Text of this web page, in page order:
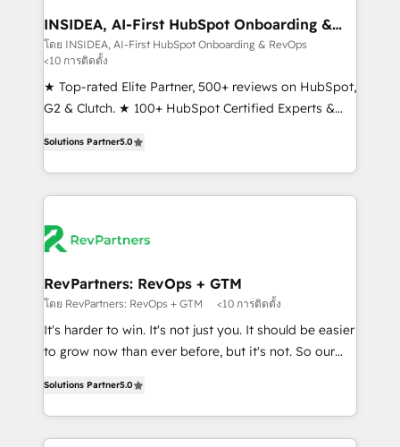
marketing campaigns, & RevOps frameworks that
fuel long-term success We connect the entire
customer lifecycle through seamless integrations,
ensure long-term adoption with change-
management programs, and align marketing, sales,
HubSpot accreditations and experience across
hundreds of organizations in dozens of industries,
there’s a good chance one of our globally integrated
explore whether S2 is the partner you’ve been
looking for...and get your next big initiative moving!
INSIDEA, AI-First HubSpot Onboarding &
RevOps
โดย INSIDEA, AI-First HubSpot Onboarding & RevOps
<10 การติดตั้ง
★ Top-rated Elite Partner, 500+ reviews on HubSpot,
G2 & Clutch. ★ 100+ HubSpot Certified Experts &
across five continents ★ AI-First, RevOps-led,
Onboarding obsessed ★ Company of the Year
2024/25 INSIDEA helps growing companies turn
team, migrate your data, and build AI-powered
your time zone. What we do ➤ Onboarding: Live in
weeks, with workflows built around your business,
not a template. ➤ Migration: Move from any legacy
CRM. Zero downtime, full data integrity. ➤
revenue process. Sales, marketing, and service wired
together. ➤ AI and Integrations: Layer Breeze AI,
Solutions Partner5.0
RevPartners: RevOps + GTM
โดย RevPartners: RevOps + GTM <10 การติดตั้ง
It's harder to win. It's not just you. It should be easier
to grow now than ever before, but it's not. So our
revenue number. We do that by bridging the gap
where agencies fail: combining GTM strategy with
technical execution to solve the right problem at the
Solutions Partner5.0